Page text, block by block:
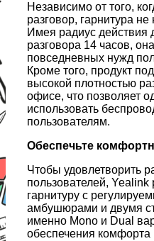
Независимо от того,
разговор, гарнитура
Имея радиус действия
разговора 14 часов,
повседневных нужд
Кроме того, продукт
высокой плотностью
офисе, что позволяет
использовать
пользователям.
Обеспечьте
Чтобы удовлетворить
пользователей, Yealink
гарнитуру с
амбушюрами и двумя
именно Mono и Dual
обеспечения комфорта